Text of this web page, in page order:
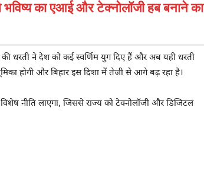
का एआई और टेक्नोलॉजी हब बनाने का
धरती ने देश को कई स्वर्णिम युग दिए हैं और अब यही धरती
होगी और बिहार इस दिशा में तेजी से आगे बढ़ रहा है।
नीति लाएगा, जिससे राज्य को टेक्नोलॉजी और डिजिटल